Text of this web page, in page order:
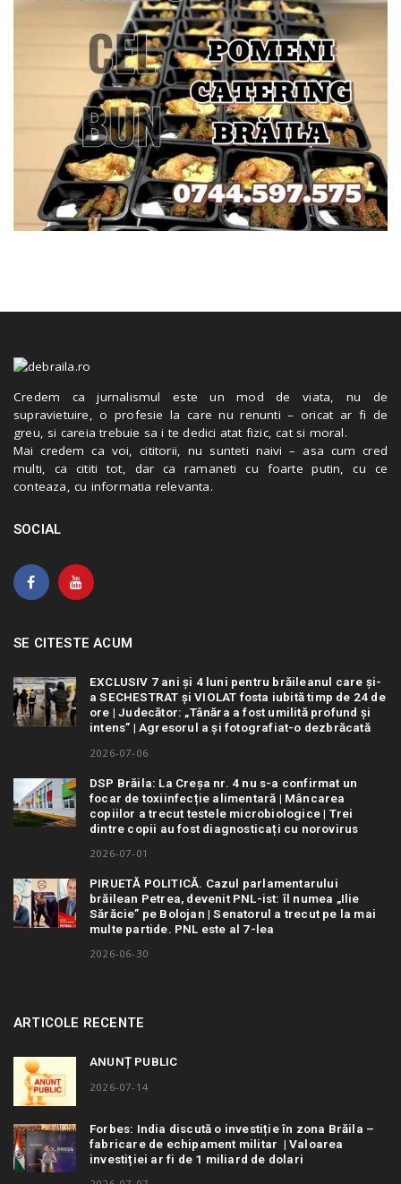
Credem ca jurnalismul este un mod de viata, nu de
supravietuire, o profesie la care nu renunti – oricat ar fi de
greu, si careia trebuie sa i te dedici atat fizic, cat si moral.
Mai credem ca voi, cititorii, nu sunteti naivi – asa cum cred
multi, ca cititi tot, dar ca ramaneti cu foarte putin, cu ce
conteaza, cu informatia relevanta.
SOCIAL
SE CITESTE ACUM
EXCLUSIV 7 ani și 4 luni pentru brăileanul care și-
a SECHESTRAT și VIOLAT fosta iubită timp de 24 de
ore | Judecător: „Tânăra a fost umilită profund și
intens” | Agresorul a și fotografiat-o dezbrăcată
2026-07-06
DSP Brăila: La Creșa nr. 4 nu s-a confirmat un
focar de toxiinfecție alimentară | Mâncarea
copiilor a trecut testele microbiologice | Trei
dintre copii au fost diagnosticați cu norovirus
2026-07-01
PIRUETĂ POLITICĂ. Cazul parlamentarului
brăilean Petrea, devenit PNL-ist: îl numea „Ilie
Sărăcie” pe Bolojan | Senatorul a trecut pe la mai
multe partide. PNL este al 7-lea
2026-06-30
ARTICOLE RECENTE
ANUNȚ PUBLIC
2026-07-14
Forbes: India discută o investiție în zona Brăila –
fabricare de echipament militar | Valoarea
investiției ar fi de 1 miliard de dolari